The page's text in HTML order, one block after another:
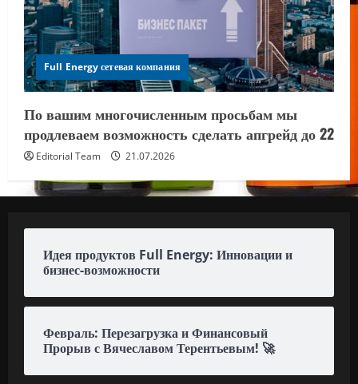
Full Energy сетевая компания
По вашим многочисленным просьбам мы
продлеваем возможность сделать апгрейд до 22
Editorial Team 21.07.2026
Идея продуктов Full Energy: Инновации и
бизнес-возможности
Февраль: Перезагрузка и Финансовый
Прорыв с Вячеславом Терентьевым! 🚀